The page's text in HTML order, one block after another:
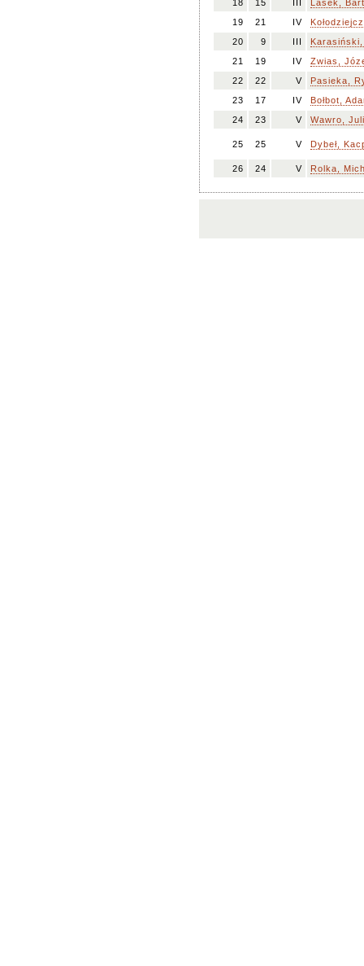
18
15 III
Lasek,
19
21 IV
20
9 III
Karasiński,
21
19 IV
Zwias,
22
22 V
Pasieka,
23
17 IV
Bołbot,
24
23 V Wawro,
25 25 V Dybeł,
26 24 V Rolka,